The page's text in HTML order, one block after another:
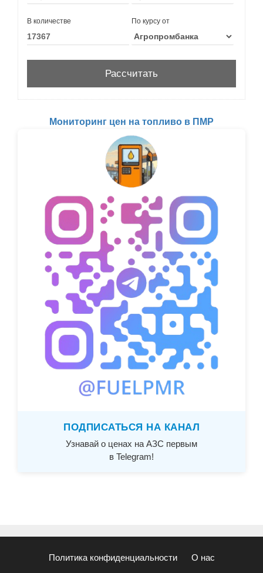
В количестве По курсу от
Мониторинг цен на топливо в ПМР
ПОДПИСАТЬСЯ НА КАНАЛ
Узнавай о ценах на АЗС первым
в Telegram!
Политика конфиденциальности О нас